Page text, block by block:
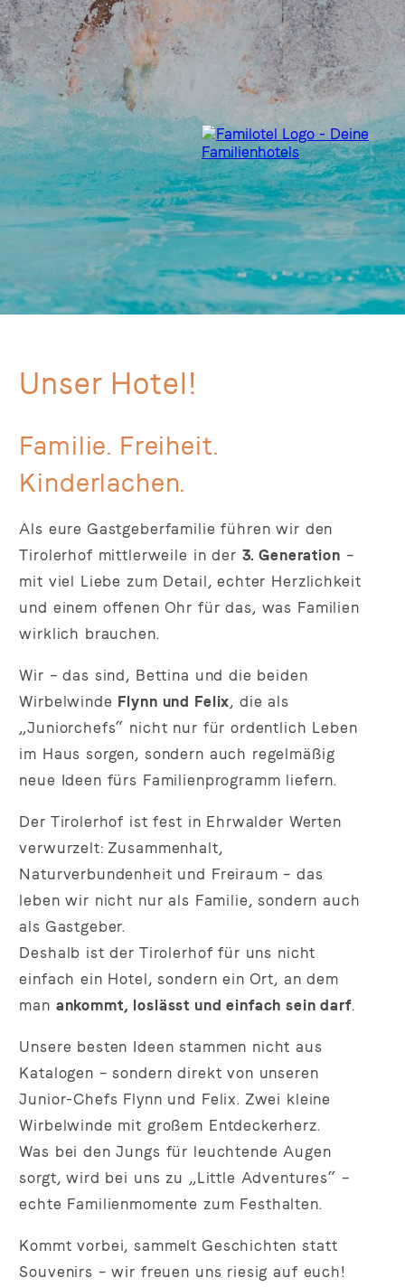
Unser Hotel!
Familie. Freiheit.
Kinderlachen.
Als eure Gastgeberfamilie führen wir den
Tirolerhof mittlerweile in der 3. Generation –
mit viel Liebe zum Detail, echter Herzlichkeit
und einem offenen Ohr für das, was Familien
wirklich brauchen.
Wir – das sind, Bettina und die beiden
Wirbelwinde Flynn und Felix, die als
„Juniorchefs“ nicht nur für ordentlich Leben
im Haus sorgen, sondern auch regelmäßig
neue Ideen fürs Familienprogramm liefern.
Der Tirolerhof ist fest in Ehrwalder Werten
verwurzelt: Zusammenhalt,
Naturverbundenheit und Freiraum – das
leben wir nicht nur als Familie, sondern auch
als Gastgeber.
Deshalb ist der Tirolerhof für uns nicht
einfach ein Hotel, sondern ein Ort, an dem
man ankommt, loslässt und einfach sein darf.
Unsere besten Ideen stammen nicht aus
Katalogen – sondern direkt von unseren
Junior-Chefs Flynn und Felix. Zwei kleine
Wirbelwinde mit großem Entdeckerherz.
Was bei den Jungs für leuchtende Augen
sorgt, wird bei uns zu „Little Adventures“ –
echte Familienmomente zum Festhalten.
Kommt vorbei, sammelt Geschichten statt
Souvenirs – wir freuen uns riesig auf euch!